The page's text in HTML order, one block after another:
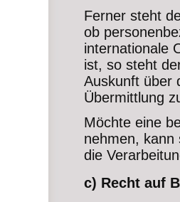
Ferner steht
ob
internationale
ist, so steht
Auskunft über
Übermittlung
Möchte eine
nehmen, kann
die
c) Recht auf